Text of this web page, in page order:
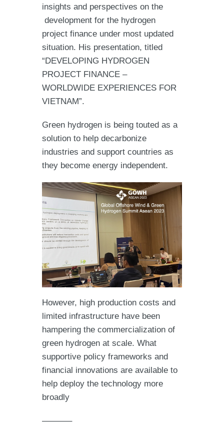
insights and perspectives on the
development for the hydrogen
project finance under most updated
situation. His presentation, titled
“DEVELOPING HYDROGEN
PROJECT FINANCE –
WORLDWIDE EXPERIENCES FOR
VIETNAM”.
Green hydrogen is being touted as a
solution to help decarbonize
industries and support countries as
they become energy independent.
However, high production costs and
limited infrastructure have been
hampering the commercialization of
green hydrogen at scale. What
supportive policy frameworks and
financial innovations are available to
help deploy the technology more
broadly
———–